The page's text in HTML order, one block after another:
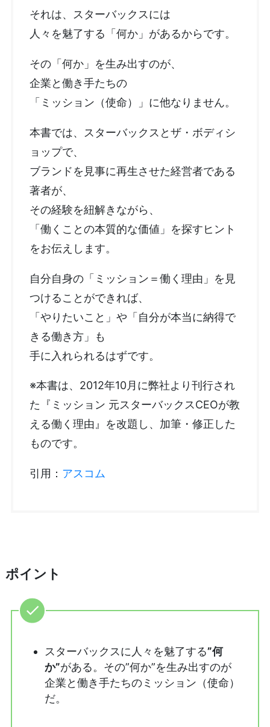
それは、スターバックスには
人々を魅了する「何か」があるからです。
その「何か」を生み出すのが、
企業と働き手たちの
「ミッション（使命）」に他なりません。
本書では、スターバックスとザ・ボディシ
ョップで、
ブランドを見事に再生させた経営者である
著者が、
その経験を紐解きながら、
「働くことの本質的な価値」を探すヒント
をお伝えします。
自分自身の「ミッション＝働く理由」を見
つけることができれば、
「やりたいこと」や「自分が本当に納得で
きる働き方」も
手に入れられるはずです。
※本書は、2012年10月に弊社より刊行され
た『ミッション 元スターバックスCEOが教
える働く理由』を改題し、加筆・修正した
ものです。
引用： アスコム
ポイント
スターバックスに人々を魅了する”何
か”がある。その”何か”を生み出すのが
企業と働き手たちのミッション（使命）
だ。